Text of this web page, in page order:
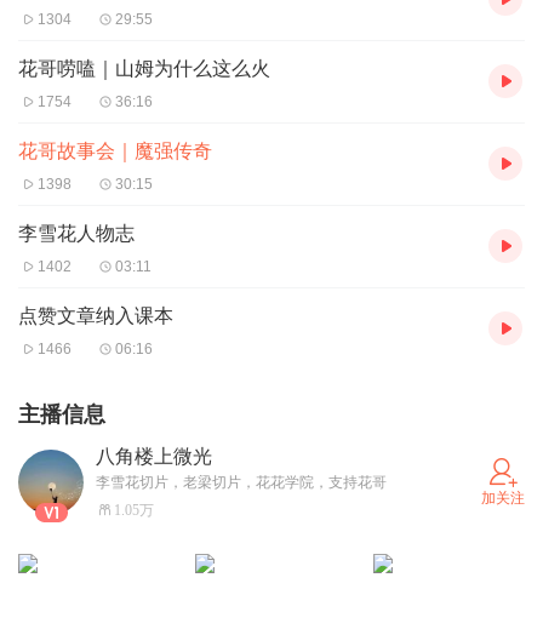
1304 29:55
花哥唠嗑｜山姆为什么这么火
1754 36:16
花哥故事会｜魔强传奇
1398 30:15
李雪花人物志
1402 03:11
点赞文章纳入课本
1466 06:16
主播信息
八角楼上微光
李雪花切片，老梁切片，花花学院，支持花哥
1.05万
加关注